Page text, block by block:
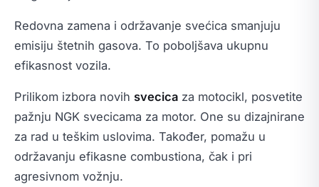
Redovna zamena i održavanje svećica smanjuju
emisiju štetnih gasova. To poboljšava ukupnu
efikasnost vozila.
Prilikom izbora novih svecica za motocikl, posvetite
pažnju NGK svecicama za motor. One su dizajnirane
za rad u teškim uslovima. Također, pomažu u
održavanju efikasne combustiona, čak i pri
agresivnom vožnju.